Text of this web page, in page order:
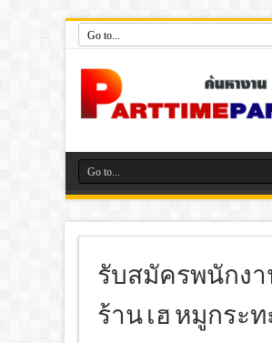
รับสมัครพนักง
ร้าน เฮ หมูกระท